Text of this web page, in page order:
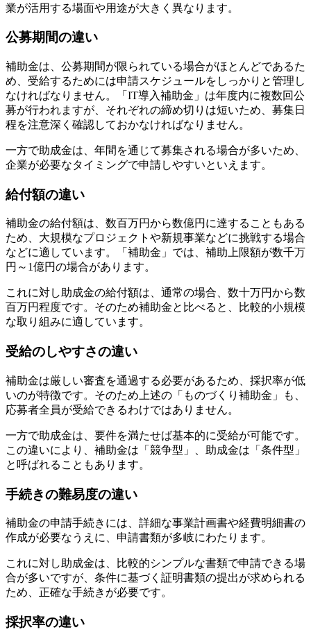
業が活用する場面や用途が大きく異なります。
公募期間の違い
補助金は、公募期間が限られている場合がほとんどであるた
め、受給するためには申請スケジュールをしっかりと管理し
なければなりません。「IT導入補助金」は年度内に複数回公
募が行われますが、それぞれの締め切りは短いため、募集日
程を注意深く確認しておかなければなりません。
一方で助成金は、年間を通じて募集される場合が多いため、
企業が必要なタイミングで申請しやすいといえます。
給付額の違い
補助金の給付額は、数百万円から数億円に達することもある
ため、大規模なプロジェクトや新規事業などに挑戦する場合
などに適しています。「補助金」では、補助上限額が数千万
円～1億円の場合があります。
これに対し助成金の給付額は、通常の場合、数十万円から数
百万円程度です。そのため補助金と比べると、比較的小規模
な取り組みに適しています。
受給のしやすさの違い
補助金は厳しい審査を通過する必要があるため、採択率が低
いのが特徴です。そのため上述の「ものづくり補助金」も、
応募者全員が受給できるわけではありません。
一方で助成金は、要件を満たせば基本的に受給が可能です。
この違いにより、補助金は「競争型」、助成金は「条件型」
と呼ばれることもあります。
手続きの難易度の違い
補助金の申請手続きには、詳細な事業計画書や経費明細書の
作成が必要なうえに、申請書類が多岐にわたります。
これに対し助成金は、比較的シンプルな書類で申請できる場
合が多いですが、条件に基づく証明書類の提出が求められる
ため、正確な手続きが必要です。
採択率の違い